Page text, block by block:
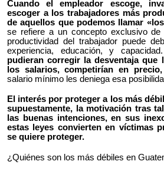
Cuando el empleador escoge,
escoger a los trabajadores más
de aquellos que podemos llamar
se refiere a un concepto exclusivo
productividad del trabajador puede
experiencia, educación, y
pudieran corregir la desventaja que
los salarios, competirían en
salario mínimo les deniega esa
El interés por proteger a los más
supuestamente, la motivación tras
las buenas intenciones, en sus
estas leyes convierten en víctimas
se quiere proteger.
¿Quiénes son los más débiles en